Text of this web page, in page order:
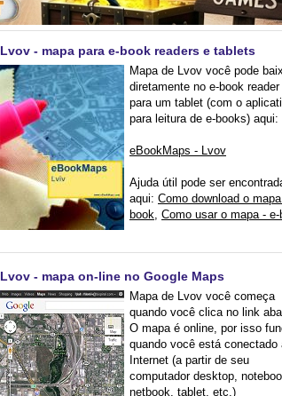
Lvov - mapa para e-book readers e tablets
Mapa de Lvov você pode
diretamente no e-book reader
para um tablet (com o
para leitura de e-books) aqui:
eBookMaps - Lvov
Ajuda útil pode ser
aqui: Como download o
book, Como usar o mapa - e-
Lvov - mapa on-line no Google Maps
Mapa de Lvov você começa
quando você clica no link
O mapa é online, por isso
quando você está conectado
Internet (a partir de seu
computador desktop,
netbook, tablet, etc.)